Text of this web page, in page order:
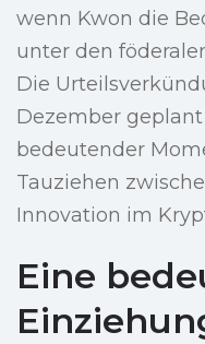
wenn Kwon die
unter den
Die
Dezember
bedeutender
Tauziehen
Innovation im
Eine